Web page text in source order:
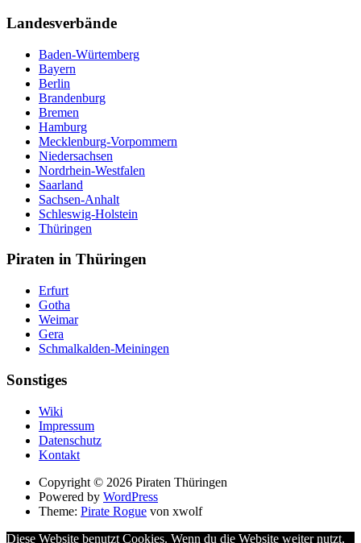
Landesverbände
Baden-Würtemberg
Bayern
Berlin
Brandenburg
Bremen
Hamburg
Mecklenburg-Vorpommern
Niedersachsen
Nordrhein-Westfalen
Saarland
Sachsen-Anhalt
Schleswig-Holstein
Thüringen
Piraten in Thüringen
Erfurt
Gotha
Weimar
Gera
Schmalkalden-Meiningen
Sonstiges
Wiki
Impressum
Datenschutz
Kontakt
Suche
Copyright © 2026 Piraten Thüringen
Powered by WordPress
Theme: Pirate Rogue von xwolf
Diese Website benutzt Cookies. Wenn du die Website weiter nutzt,